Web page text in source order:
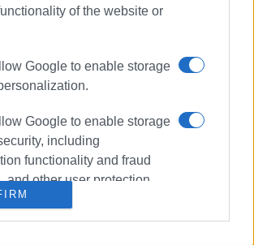
of the website or
Google to enable storage
Google to enable storage
including
functionality and fraud
and other user protection.
ΙΧ συγκρούστηκε με σταματημένο
απορριμματοφόρο
Σύγκρουση σκαφών στην περιοχή